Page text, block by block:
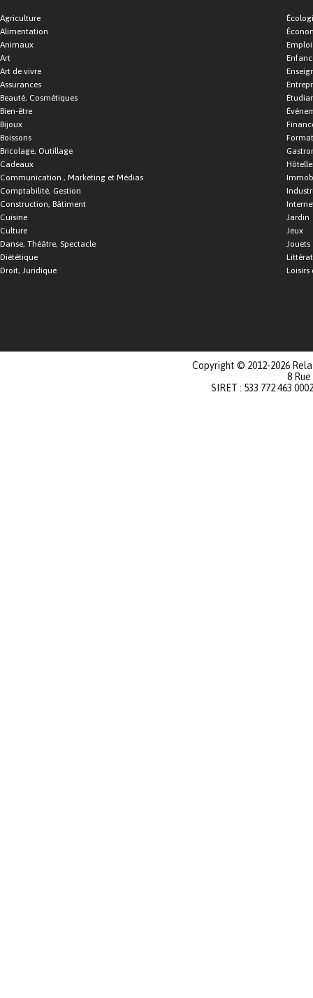
Agriculture
Alimentation
Animaux
Art
Art de vivre
Assurances
Beauté, Cosmétiques
Bien-être
Bijoux
Boissons
Bricolage, Outillage
Cadeaux
Communication , Marketing et Médias
Comptabilité, Gestion
Construction, Bâtiment
Cuisine
Culture
Danse, Théâtre, Spectacle
Diététique
Droit, Juridique
Emploi
Jardin
Jeux
Jouets
Loisirs
Copyright © 2012-2026
8
SIRET : 533 772 463